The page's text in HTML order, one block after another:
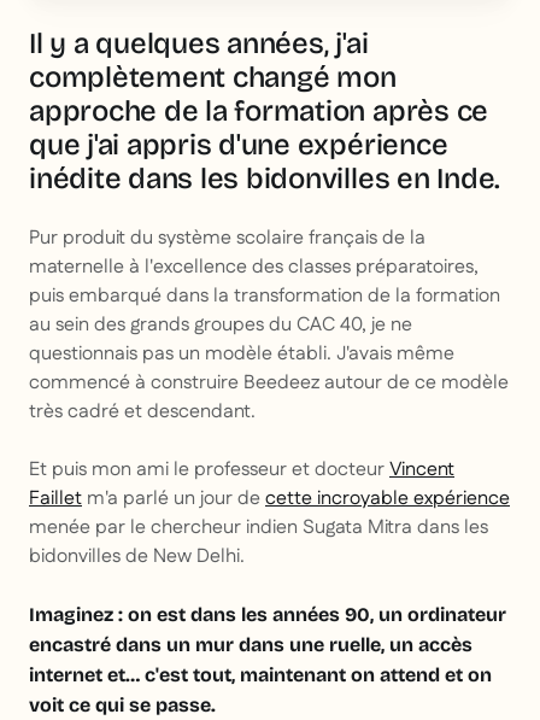
Il y a quelques années, j'ai
complètement changé mon
approche de la formation après ce
que j'ai appris d'une expérience
inédite dans les bidonvilles en Inde.
Pur produit du système scolaire français de la
maternelle à l'excellence des classes préparatoires,
puis embarqué dans la transformation de la formation
au sein des grands groupes du CAC 40, je ne
questionnais pas un modèle établi. J'avais même
commencé à construire Beedeez autour de ce modèle
très cadré et descendant.
Et puis mon ami le professeur et docteurVincent
Faillet m'a parlé un jour decette incroyable expérience
menée par le chercheur indien Sugata Mitra dans les
bidonvilles de New Delhi.
Imaginez : on est dans les années 90, un ordinateur
encastré dans un mur dans une ruelle, un accès
internet et… c'est tout, maintenant on attend et on
voit ce qui se passe.